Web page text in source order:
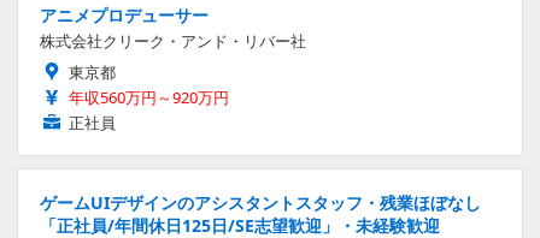
アニメプロデューサー
株式会社クリーク・アンド・リバー社
東京都
年収560万円～920万円
正社員
ゲームUIデザインのアシスタントスタッフ・残業ほぼなし
「正社員/年間休日125日/SE志望歓迎」・未経験歓迎